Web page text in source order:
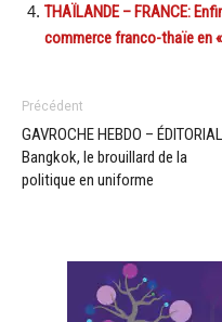
THAÏLANDE – FRANCE:
commerce franco-thaïe en
Précédent
GAVROCHE HEBDO –
Bangkok, le brouillard de la
politique en uniforme